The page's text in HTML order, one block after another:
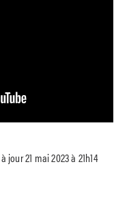
jour 21 mai 2023 à 21h14